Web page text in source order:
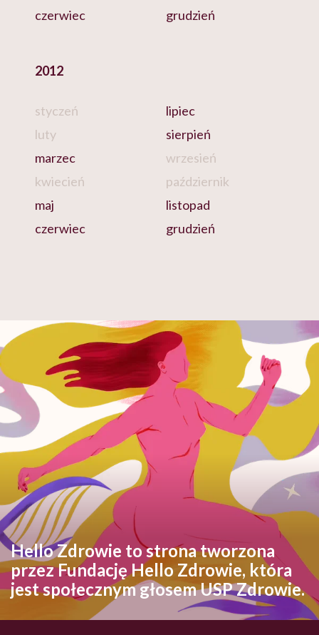
czerwiec
grudzień
2012
styczeń
luty
marzec
kwiecień
maj
czerwiec
lipiec
sierpień
wrzesień
październik
listopad
grudzień
Hello Zdrowie to strona tworzona
przez Fundację Hello Zdrowie, która
jest społecznym głosem USP Zdrowie.